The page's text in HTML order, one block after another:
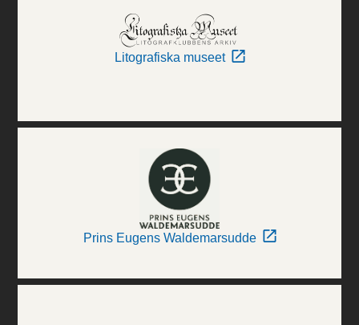
Litografiska museet
Prins Eugens Waldemarsudde